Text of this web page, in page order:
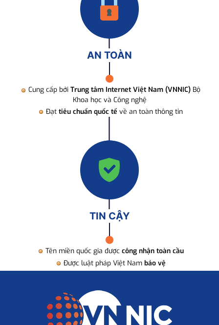
AN TOÀN
Cung cấp bởi Trung tâm Internet Việt Nam (VNNIC) Bộ
Khoa học và Công nghệ
Đạt tiêu chuẩn quốc tế về an toàn thông tin
TIN CẬY
Tên miền quốc gia được công nhận toàn cầu
Được luật pháp Việt Nam bảo vệ